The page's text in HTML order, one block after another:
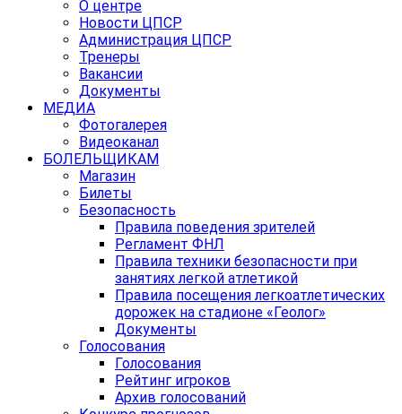
О центре
Новости ЦПСР
Администрация ЦПСР
Тренеры
Вакансии
Документы
МЕДИА
Фотогалерея
Видеоканал
БОЛЕЛЬЩИКАМ
Магазин
Билеты
Безопасность
Правила поведения зрителей
Регламент ФНЛ
Правила техники безопасности при
занятиях легкой атлетикой
Правила посещения легкоатлетических
дорожек на стадионе «Геолог»
Документы
Голосования
Голосования
Рейтинг игроков
Архив голосований